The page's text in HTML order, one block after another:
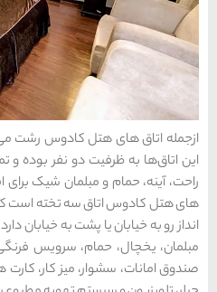
اتاق‌های دو نفره اشاره کرد.
لازم اعم از تخت دو نفره
را دارند. از دیگر اتاق
‌های هتل کادوس اتاق سه تخته است که مساحت آن ۱۵ مترمربع بوده و چشم
داخلی این اتاق‌ها می‌توان
مینی بار با هزینه،
جالباسی، دستگاه چای ساز،